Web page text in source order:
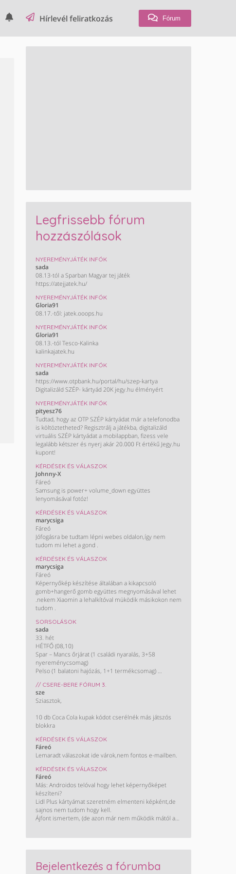
Hírlevél feliratkozás Fórum
Legfrissebb fórum
hozzászólások
NYEREMÉNYJÁTÉK INFÓK
sada
08.13-tól a Sparban Magyar tej játék
https://atejjatek.hu/
NYEREMÉNYJÁTÉK INFÓK
Gloria91
08.17.-től: jatek.ooops.hu
NYEREMÉNYJÁTÉK INFÓK
Gloria91
08.13.-tól Tesco-Kalinka
kalinkajatek.hu
NYEREMÉNYJÁTÉK INFÓK
sada
https://www.otpbank.hu/portal/hu/szep-kartya
Digitalizáld SZÉP- kártyád 20K jegy.hu élményért
NYEREMÉNYJÁTÉK INFÓK
pityesz76
Tudtad, hogy az OTP SZÉP kártyádat már a telefonodba
is költöztetheted? Regisztrálj a játékba, digitalizáld
virtuális SZÉP kártyádat a mobilappban, fizess vele
legalább kétszer és nyerj akár 20.000 Ft értékű Jegy.hu
kupont!
KÉRDÉSEK ÉS VÁLASZOK
Johnny-X
Fáreó
Samsung is power+ volume_down együttes
lenyomásával fotóz!
KÉRDÉSEK ÉS VÁLASZOK
marycsiga
Fáreó
Jófogásra be tudtam lépni webes oldalon,így nem
tudom mi lehet a gond .
KÉRDÉSEK ÉS VÁLASZOK
marycsiga
Fáreó
Képernyőkép készítése általában a kikapcsoló
gomb+hangerő gomb együttes megnyomásával lehet
.nekem Xiaomin a lehalkítóval müködik másikokon nem
tudom .
SORSOLÁSOK
sada
33. hét
HÉTFŐ (08,10)
Spar – Mancs őrjárat (1 családi nyaralás, 3+58
nyereménycsomag)
Pelso (1 balatoni hajózás, 1+1 termékcsomag)
KEDD (08,11)
Spar – Sprite (1 párizsi utazás)
SZERDA (08,12)
M&M’S, Maltesers, Skittles 8/6 (40 x 2 CC mozijegy)
Spar – Sodaco 17/14 (1 vízforraló, 2 botmixer, 2 fritőz,
1 Popcorn készítő)
Dolce Gusto® 2026.2. 16/14 (1 kávéélménycsomag)
Red Bull – OMV 9/6 (1 Szuper Formula Készlet, 1
CSÜTÖRTÖK (08,13)
MOL 10/4 (7 x 50 00)
Auchan - iskolakezdés 5/2 (1x100.000; 5x50.000; 2+3
Legó)
BIC, Tipp-Ex - Auchan 4/1 (1 x 50.000)
Martini – Auchan 4/4 (1 sportkamera)
PÉNTEK (08,14)
BURN – SZIN (5 páros bérlet + szállás)
Lidl – xixo (1 x 300.000)
Tesco – Hell (1 wellness-hétvége)
// CSERE-BERE FÓRUM 3.
sze
Sziasztok,
10 db Coca Cola kupak kódot cserélnék más játszós
blokkra
KÉRDÉSEK ÉS VÁLASZOK
Fáreó
Lemaradt válaszokat ide várok,nem fontos e-mailben.
KÉRDÉSEK ÉS VÁLASZOK
Fáreó
Más: Androidos telóval hogy lehet képernyőképet
készíteni?
Lidl Plus kártyámat szeretném elmenteni képként,de
sajnos nem tudom hogy kell.
Ájfont ismertem, (de azon már nem működik mától a
Bejelentkezés a fórumba